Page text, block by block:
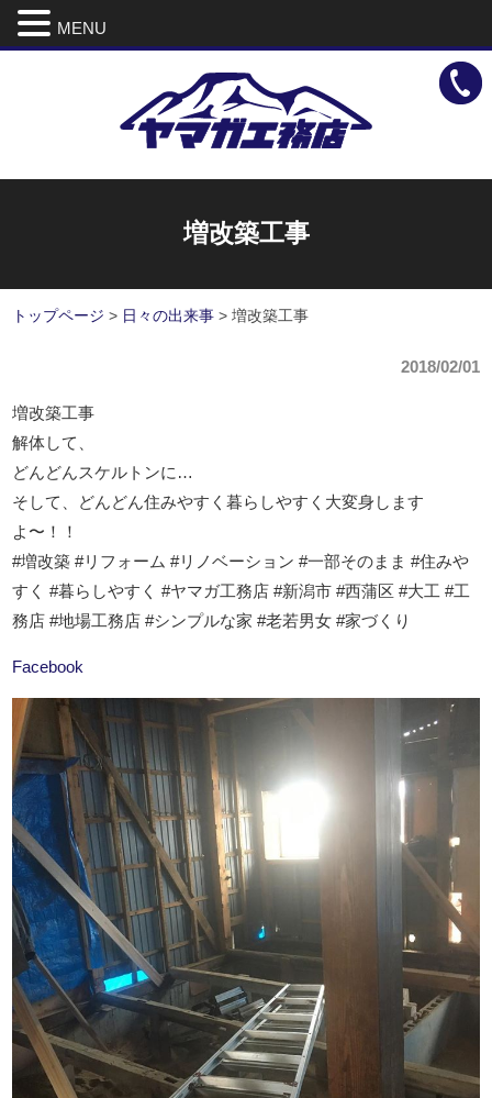
増改築工事
トップページ > 日々の出来事 >増改築工事
2018/02/01
増改築工事
解体して、
どんどんスケルトンに…
そして、どんどん住みやすく暮らしやすく大変身します
よ〜！！
#増改築 #リフォーム #リノベーション #一部そのまま #住みや
すく #暮らしやすく #ヤマガ工務店 #新潟市 #西蒲区 #大工 #工
務店 #地場工務店 #シンプルな家 #老若男女 #家づくり
Facebook
MENU